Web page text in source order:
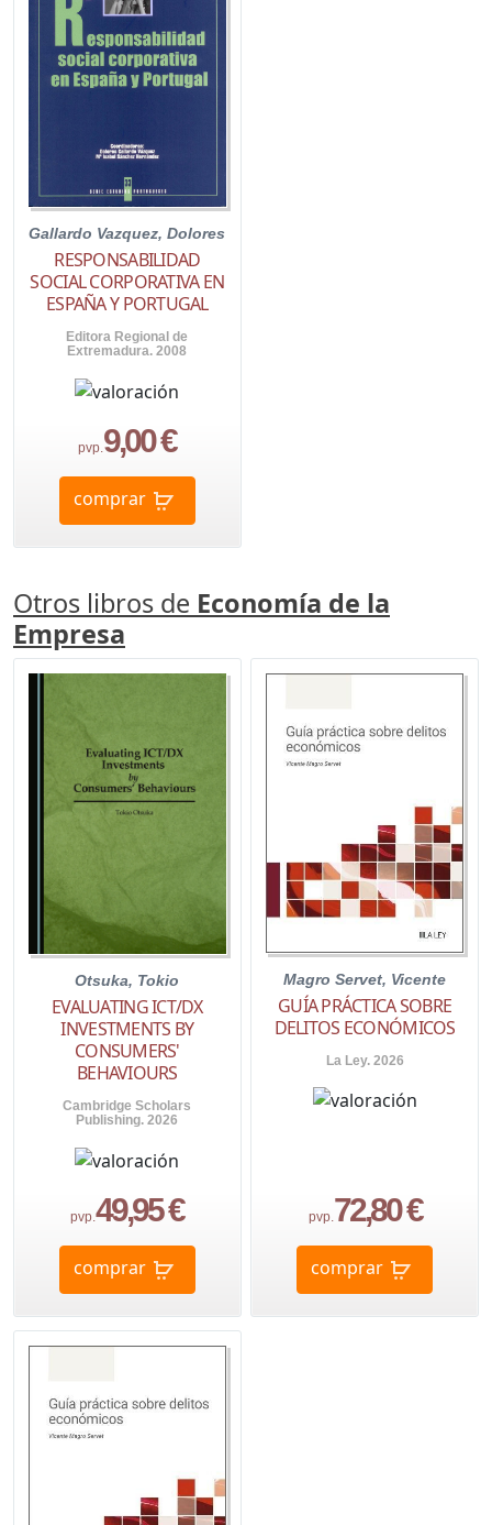
Gallardo Vazquez, Dolores
RESPONSABILIDAD
SOCIAL CORPORATIVA EN
ESPAÑA Y PORTUGAL
Editora Regional de
Extremadura. 2008
pvp.9,00 €
comprar
Otros libros de Economía de la
Empresa
Otsuka, Tokio
EVALUATING ICT/DX
INVESTMENTS BY
CONSUMERS'
BEHAVIOURS
Cambridge Scholars
Publishing. 2026
pvp.49,95 €
comprar
Magro Servet, Vicente
GUÍA PRÁCTICA SOBRE
DELITOS ECONÓMICOS
La Ley. 2026
pvp.72,80 €
comprar